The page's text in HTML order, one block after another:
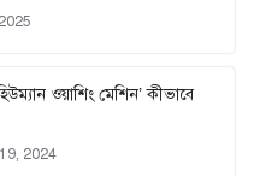
ওয়াশিং মেশিন’ কীভাবে
2024